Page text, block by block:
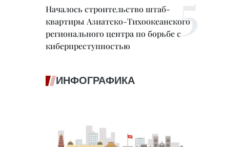
Началось строительство штаб-
квартиры Азиатско-Тихоокеанского
регионального центра по борьбе с
киберпреступностью
ИНФОГРАФИКА